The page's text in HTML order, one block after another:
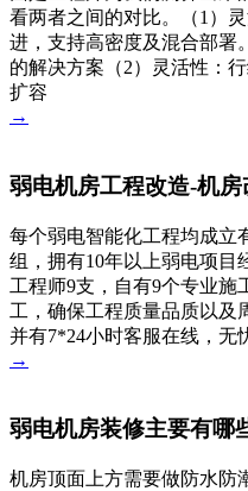
看两者之间的对比。（1）
进，支持高密度及混合部署
的解决方案（2）灵活性：
扩容
→
弱电机房工程改造-机
每个弱电智能化工程均成立
组，拥有10年以上弱电项目
工程师9支，自有9个专业施
工，确保工程质量品质以及
并有7*24小时客服在线，无
→
弱电机房装修主要有哪
机房顶面上方需要做防水防